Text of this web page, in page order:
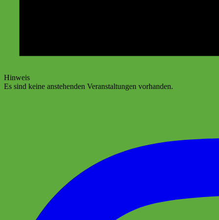
Hinweis
Es sind keine anstehenden Veranstaltungen vorhanden.